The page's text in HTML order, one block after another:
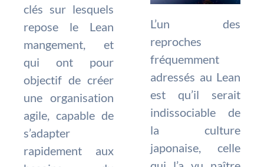
clés sur lesquels
repose le Lean
mangement, et
qui ont pour
objectif de créer
une organisation
agile, capable de
s’adapter
rapidement aux
L’un des
reproches
fréquemment
adressés au Lean
est qu’il serait
indissociable de
la culture
japonaise, celle